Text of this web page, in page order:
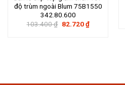
độ trùm ngoài Blum 75B1550
342.80.600
103.400₫ Giá
82.720₫Giá
hiện